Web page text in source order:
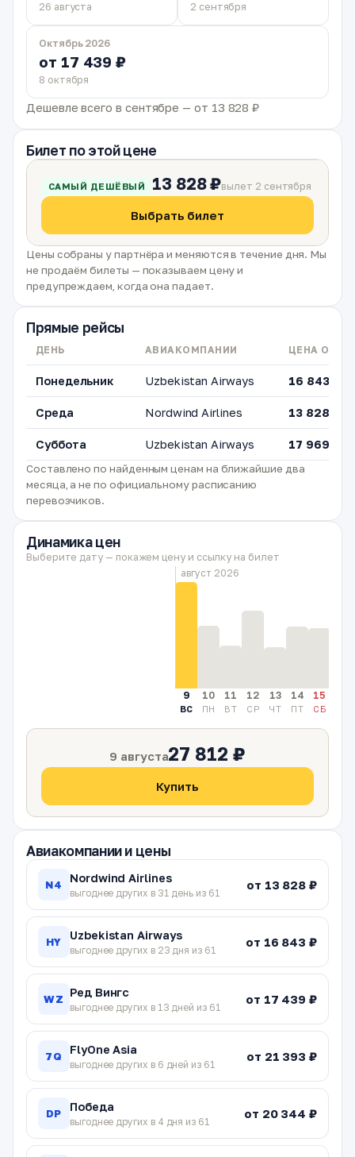
26 августа 2 сентября
Октябрь 2026
от 17 439 ₽
8 октября
Дешевле всего в сентябре — от 13 828 ₽
Билет по этой цене
САМЫЙ ДЕШЁВЫЙ 13 828 ₽вылет 2 сентября
Выбрать билет
Цены собраны у партнёра и меняются в течение дня. Мы
не продаём билеты — показываем цену и
предупреждаем, когда она падает.
Прямые рейсы
ДЕНЬ АВИАКОМПАНИИ ЦЕНА ОТ
Понедельник Uzbekistan Airways 16 843 ₽
Среда Nordwind Airlines 13 828 ₽
Суббота Uzbekistan Airways 17 969 ₽
Составлено по найденным ценам на ближайшие два
месяца, а не по официальному расписанию
перевозчиков.
Динамика цен
Выберите дату — покажем цену и ссылку на билет
август 2026
9
ВС
10
ПН
11
ВТ
12
СР
13
ЧТ
14
ПТ
15
СБ
9 августа27 812 ₽
Купить
Авиакомпании и цены
N4 Nordwind Airlines
выгоднее других в 31 день из 61
от 13 828 ₽
HY Uzbekistan Airways
выгоднее других в 23 дня из 61
от 16 843 ₽
WZ Ред Вингс
выгоднее других в 13 дней из 61
от 17 439 ₽
7Q FlyOne Asia
выгоднее других в 6 дней из 61
от 21 393 ₽
DP Победа
выгоднее других в 4 дня из 61
от 20 344 ₽